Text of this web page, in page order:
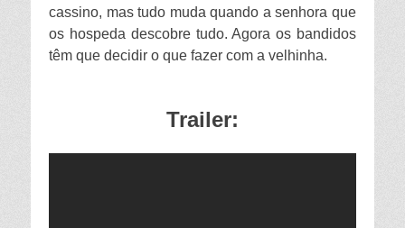
cassino, mas tudo muda quando a senhora que
os hospeda descobre tudo. Agora os bandidos
têm que decidir o que fazer com a velhinha.
Trailer: